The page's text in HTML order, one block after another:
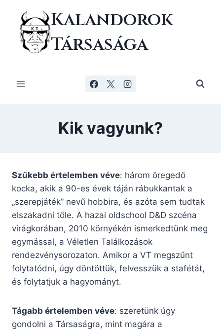
content
Kalandorok
Társasága
Kik vagyunk?
Szűkebb értelemben véve: három öregedő
kocka, akik a 90-es évek táján rábukkantak a
„szerepjáték” nevű hobbira, és azóta sem tudtak
elszakadni tőle. A hazai oldschool D&D szcéna
virágkorában, 2010 környékén ismerkedtünk meg
egymással, a Véletlen Találkozások
rendezvénysorozaton. Amikor a VT megszűnt
folytatódni, úgy döntöttük, felvesszük a stafétát,
és folytatjuk a hagyományt.
Tágabb értelemben véve: szeretünk úgy
gondolni a Társaságra, mint magára a